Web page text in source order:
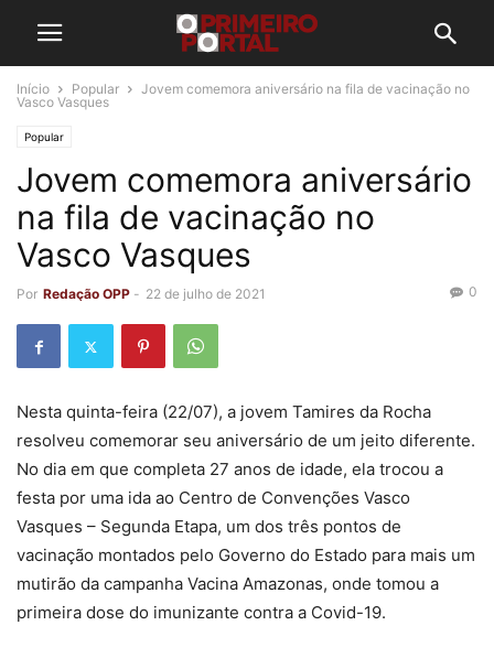
Início Popular
Jovem comemora aniversário na fila de vacinação no
Vasco Vasques
Popular
Jovem comemora aniversário
na fila de vacinação no
Vasco Vasques
Por Redação OPP - 22 de julho de 2021 0
Nesta quinta-feira (22/07), a jovem Tamires da Rocha
resolveu comemorar seu aniversário de um jeito diferente.
No dia em que completa 27 anos de idade, ela trocou a
festa por uma ida ao Centro de Convenções Vasco
Vasques – Segunda Etapa, um dos três pontos de
vacinação montados pelo Governo do Estado para mais um
mutirão da campanha Vacina Amazonas, onde tomou a
primeira dose do imunizante contra a Covid-19.